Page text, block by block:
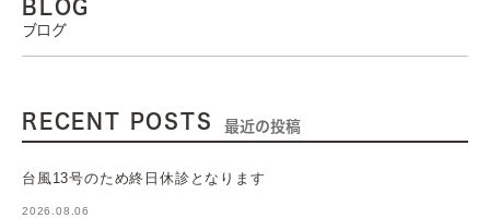
BLOG
ブログ
RECENT POSTS 最近の投稿
台風13号のため終日休診となります
2026.08.06